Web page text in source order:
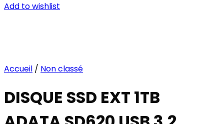
Add to wishlist
Accueil / Non classé
DISQUE SSD EXT 1TB